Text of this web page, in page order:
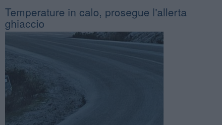
Temperature in calo, prosegue l'allerta
ghiaccio